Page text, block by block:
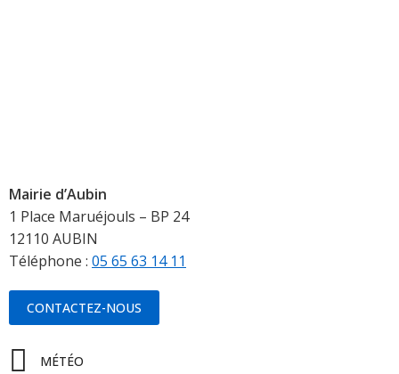
Mairie d’Aubin
1 Place Maruéjouls – BP 24
12110 AUBIN
Téléphone : 05 65 63 14 11
CONTACTEZ-NOUS
MÉTÉO